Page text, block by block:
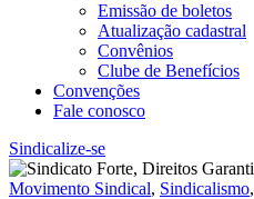
Emissão de boletos
Atualização cadastral
Convênios
Clube de Benefícios
Convenções
Fale conosco
Sindicalize-se
Movimento Sindical, Sindicalismo,